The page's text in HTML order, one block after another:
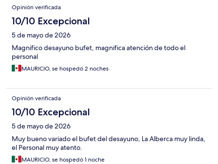
Opinión verificada
10/10 Excepcional
5 de mayo de 2026
Magnifico desayuno bufet, magnifica atención de todo el
personal
MAURICIO, se hospedó 2 noches
Opinión verificada
10/10 Excepcional
5 de mayo de 2026
Muy bueno variado el bufet del desayuno, La Alberca muy linda,
el Personal muy atento.
MAURICIO, se hospedó 1 noche